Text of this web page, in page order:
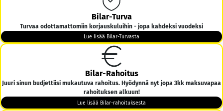
Bilar-Turva
Turvaa odottamattomiin korjauskuluihin - jopa kahdeksi vuodeksi
Lue lisää Bilar-Turvasta
Bilar-Rahoitus
Juuri sinun budjettiisi mukautuva rahoitus. Hyödynnä nyt jopa 3kk maksuvapaa
rahoituksen alkuun!
Lue lisää Bilar-rahoituksesta